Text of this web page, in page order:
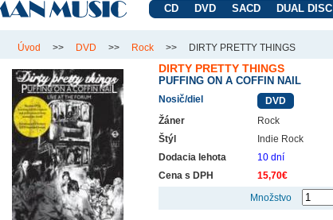
CD DVD SACD DUAL DISC
Úvod >> DVD >> Rock >> DIRTY PRETTY THINGS
DIRTY PRETTY THINGS
PUFFING ON A COFFIN NAIL
Nosič/diel
DVD
Žáner
Rock
Štýl
Indie Rock
Dodacia lehota
10 dní
Cena s DPH
15,70€
Množstvo